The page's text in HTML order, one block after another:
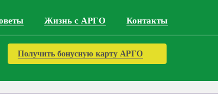
Жизнь с АРГО Контакты
Получить бонусную карту АРГО